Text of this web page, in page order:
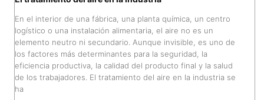
En el interior de una fábrica, una planta química, un centro
logístico o una instalación alimentaria, el aire no es un
elemento neutro ni secundario. Aunque invisible, es uno de
los factores más determinantes para la seguridad, la
eficiencia productiva, la calidad del producto final y la salud
de los trabajadores. El tratamiento del aire en la industria se
ha